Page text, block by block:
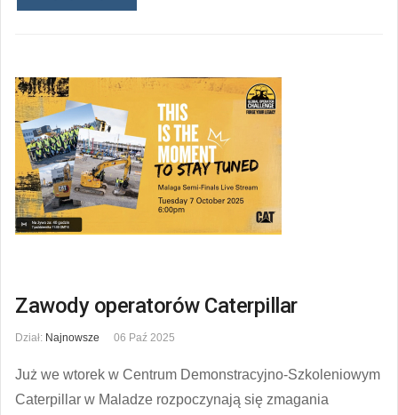
Zawody operatorów Caterpillar
Dział: Najnowsze 06 Paź 2025
Już we wtorek w Centrum Demonstracyjno-Szkoleniowym
Caterpillar w Maladze rozpoczynają się zmagania